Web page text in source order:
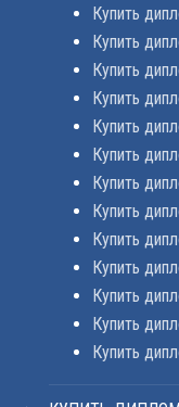
Купить
Купить
Купить
Купить
Купить
Купить
Купить
Купить
Купить
Купить
Купить
Купить
Купить